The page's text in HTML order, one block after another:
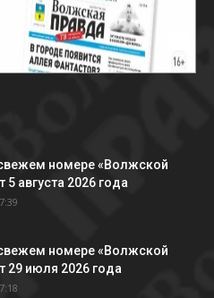
номере «Волжской
5 августа 2026 года
номере «Волжской
29 июля 2026 года